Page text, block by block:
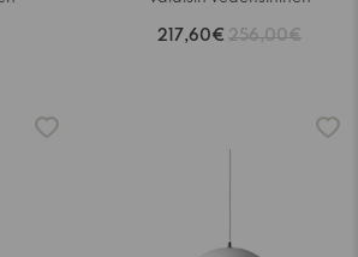
217,60€ 256,00€